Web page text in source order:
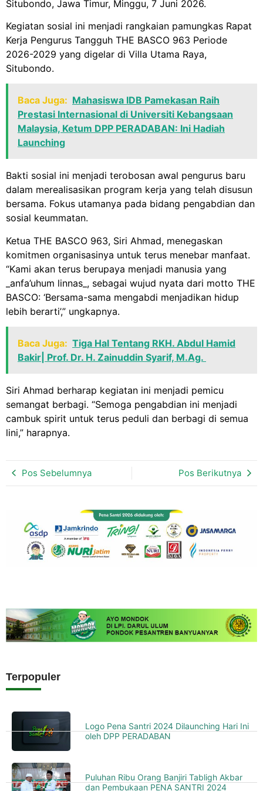
Situbondo, Jawa Timur, Minggu, 7 Juni 2026.
Kegiatan sosial ini menjadi rangkaian pamungkas Rapat
Kerja Pengurus Tangguh THE BASCO 963 Periode
2026-2029 yang digelar di Villa Utama Raya,
Situbondo.
Baca Juga: Mahasiswa IDB Pamekasan Raih
Prestasi Internasional di Universiti Kebangsaan
Malaysia, Ketum DPP PERADABAN: Ini Hadiah
Launching
Bakti sosial ini menjadi terobosan awal pengurus baru
dalam merealisasikan program kerja yang telah disusun
bersama. Fokus utamanya pada bidang pengabdian dan
sosial keummatan.
Ketua THE BASCO 963, Siri Ahmad, menegaskan
komitmen organisasinya untuk terus menebar manfaat.
“Kami akan terus berupaya menjadi manusia yang
_anfa’uhum linnas_, sebagai wujud nyata dari motto THE
BASCO: ‘Bersama-sama mengabdi menjadikan hidup
lebih berarti’,” ungkapnya.
Baca Juga: Tiga Hal Tentang RKH. Abdul Hamid
Bakir| Prof. Dr. H. Zainuddin Syarif, M.Ag.
Siri Ahmad berharap kegiatan ini menjadi pemicu
semangat berbagi. “Semoga pengabdian ini menjadi
cambuk spirit untuk terus peduli dan berbagi di semua
lini,” harapnya.
Pos Sebelumnya Pos Berikutnya
Terpopuler
Logo Pena Santri 2024 Dilaunching Hari Ini
oleh DPP PERADABAN
Puluhan Ribu Orang Banjiri Tabligh Akbar
dan Pembukaan PENA SANTRI 2024